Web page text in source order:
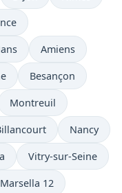
Amiens
Besançon
Montreuil
Nancy
Vitry-sur-Seine
Marsella 12